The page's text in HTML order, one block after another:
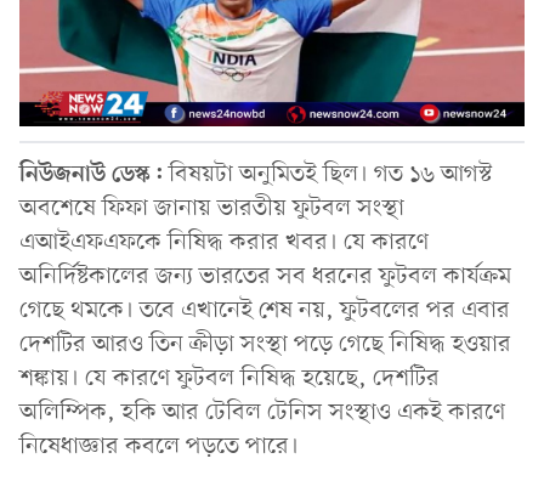
নিউজনাউ ডেস্ক:বিষয়টা অনুমিতই ছিল। গত ১৬ আগস্ট
অবশেষে ফিফা জানায় ভারতীয় ফুটবল সংস্থা
এআইএফএফকে নিষিদ্ধ করার খবর। যে কারণে
অনির্দিষ্টকালের জন্য ভারতের সব ধরনের ফুটবল কার্যক্রম
গেছে থমকে। তবে এখানেই শেষ নয়, ফুটবলের পর এবার
দেশটির আরও তিন ক্রীড়া সংস্থা পড়ে গেছে নিষিদ্ধ হওয়ার
শঙ্কায়। যে কারণে ফুটবল নিষিদ্ধ হয়েছে, দেশটির
অলিম্পিক, হকি আর টেবিল টেনিস সংস্থাও একই কারণে
নিষেধাজ্ঞার কবলে পড়তে পারে।